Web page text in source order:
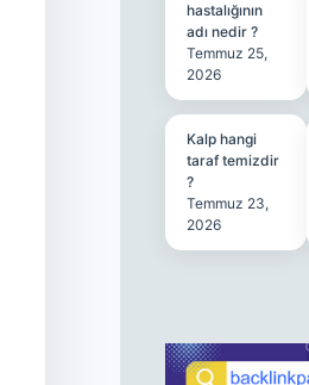
hastalığının
adı nedir ?
Temmuz 25,
2026
Kalp hangi
taraf temizdir
?
Temmuz 23,
2026